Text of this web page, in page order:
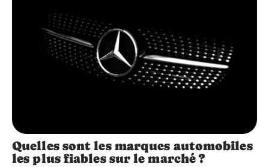
Quelles sont les marques automobiles
les plus fiables sur le marché ?